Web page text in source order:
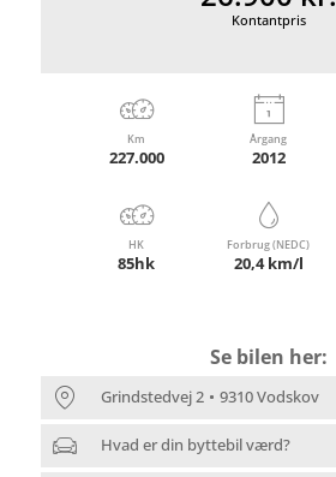
Kontantpris
Km
227.000
Årgang
2012
HK
85hk
Forbrug (NEDC)
20,4 km/l
Se bilen her:
Grindstedvej 2 9310 Vodskov
Hvad er din byttebil værd?